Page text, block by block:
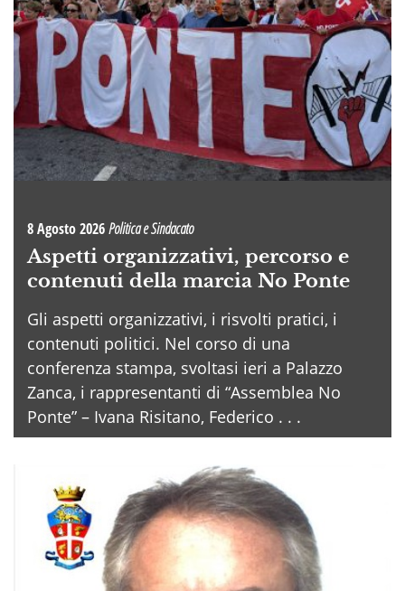
8 Agosto 2026Politica e Sindacato
Aspetti organizzativi, percorso e
contenuti della marcia No Ponte
Gli aspetti organizzativi, i risvolti pratici, i
contenuti politici. Nel corso di una
conferenza stampa, svoltasi ieri a Palazzo
Zanca, i rappresentanti di “Assemblea No
Ponte” – Ivana Risitano, Federico . . .